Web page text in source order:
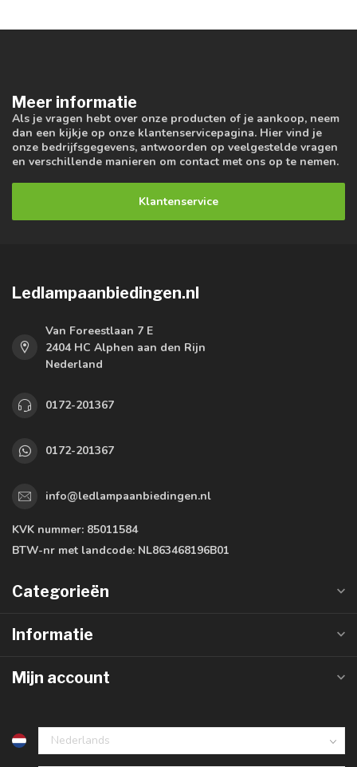
Meer informatie
Als je vragen hebt over onze producten of je aankoop, neem
dan een kijkje op onze klantenservicepagina. Hier vind je
onze bedrijfsgegevens, antwoorden op veelgestelde vragen
en verschillende manieren om contact met ons op te nemen.
Klantenservice
Ledlampaanbiedingen.nl
Van Foreestlaan 7 E
2404 HC Alphen aan den Rijn
Nederland
0172-201367
0172-201367
info@ledlampaanbiedingen.nl
KVK nummer: 85011584
BTW-nr met landcode: NL863468196B01
Categorieën
Informatie
Mijn account